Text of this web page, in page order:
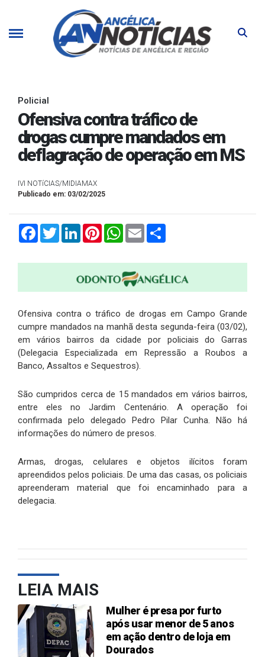
Policial
Ofensiva contra tráfico de
drogas cumpre mandados em
deflagração de operação em MS
IVI NOTíCIAS/MIDIAMAX
Publicado em: 03/02/2025
FacebookTwitterLinkedInPinterestWhatsApp
Email
Ofensiva contra o tráfico de drogas em Campo Grande
cumpre mandados na manhã desta segunda-feira (03/02),
em vários bairros da cidade por policiais do Garras
(Delegacia Especializada em Repressão a Roubos a
Banco, Assaltos e Sequestros).
São cumpridos cerca de 15 mandados em vários bairros,
entre eles no Jardim Centenário. A operação foi
confirmada pelo delegado Pedro Pilar Cunha. Não há
informações do número de presos.
Armas, drogas, celulares e objetos ilícitos foram
apreendidos pelos policiais. De uma das casas, os policiais
apreenderam material que foi encaminhado para a
delegacia.
LEIA MAIS
Mulher é presa por furto
após usar menor de 5 anos
em ação dentro de loja em
Dourados